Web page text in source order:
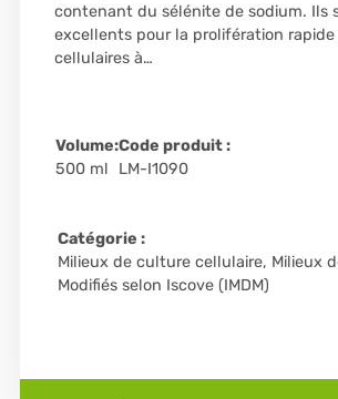
contenant du sélénite de sodium. Ils
excellents pour la prolifération
cellulaires à…
Volume:
500 ml
Code produit :
LM-I1090
Catégorie :
Milieux de culture cellulaire, Milieux
Modifiés selon Iscove (IMDM)